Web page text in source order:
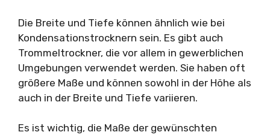
Die Breite und Tiefe können ähnlich wie bei
Kondensationstrocknern sein. Es gibt auch
Trommeltrockner, die vor allem in gewerblichen
Umgebungen verwendet werden. Sie haben oft
größere Maße und können sowohl in der Höhe als
auch in der Breite und Tiefe variieren.
Es ist wichtig, die Maße der gewünschten